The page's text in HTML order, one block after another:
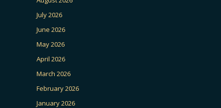
July 2026
June 2026
May 2026
April 2026
March 2026
February 2026
January 2026